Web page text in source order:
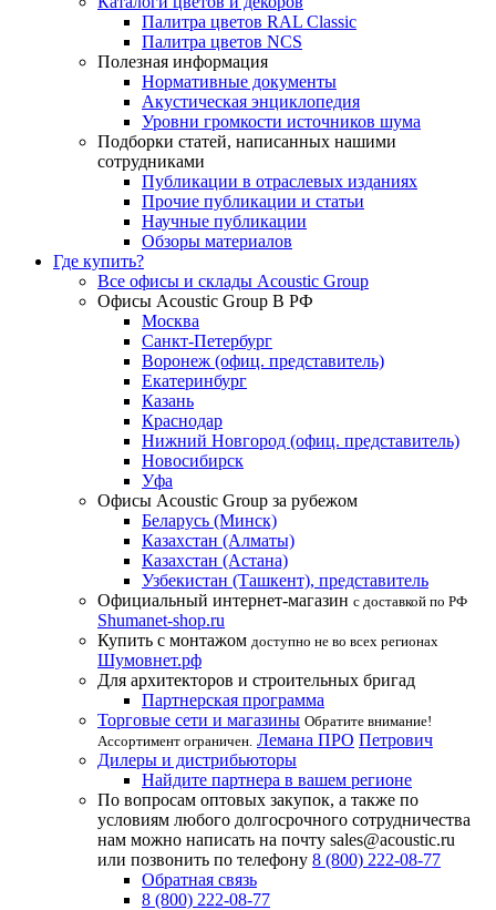
Палитра цветов RAL Сlassic
Палитра цветов NCS
Полезная информация
Нормативные документы
Акустическая энциклопедия
Уровни громкости источников шума
Подборки статей, написанных нашими
сотрудниками
Публикации в отраслевых изданиях
Прочие публикации и статьи
Научные публикации
Обзоры материалов
Где купить?
Все офисы и склады Acoustic Group
Офисы Acoustic Group В РФ
Москва
Санкт-Петербург
Воронеж (офиц. представитель)
Екатеринбург
Казань
Краснодар
Нижний Новгород (офиц. представитель)
Новосибирск
Уфа
Офисы Acoustic Group за рубежом
Беларусь (Минск)
Казахстан (Алматы)
Казахстан (Астана)
Узбекистан (Ташкент), представитель
Официальный интернет-магазин с доставкой по РФ
Shumanet-shop.ru
Купить с монтажом доступно не во всех регионах
Шумовнет.рф
Для архитекторов и строительных бригад
Партнерская программа
Торговые сети и магазины Обратите внимание!
Ассортимент ограничен. Лемана ПРО Петрович
Дилеры и дистрибьюторы
Найдите партнера в вашем регионе
По вопросам оптовых закупок, а также по
условиям любого долгосрочного сотрудничества
нам можно написать на почту sales@acoustic.ru
или позвонить по телефону 8 (800) 222-08-77
Обратная связь
8 (800) 222-08-77